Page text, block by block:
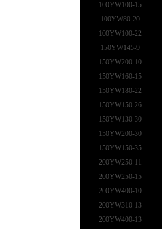
100YW100-15
100YW80-20
100YW100-22
150YW145-9
150YW200-10
150YW160-15
150YW180-22
150YW150-26
150YW130-30
150YW200-30
150YW150-35
200YW250-11
200YW250-15
200YW400-10
200YW310-13
200YW400-13